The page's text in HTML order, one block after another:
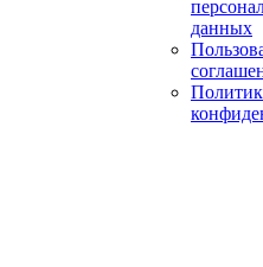
данных